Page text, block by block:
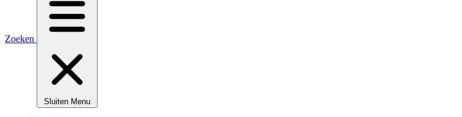
Zoeken
Sluiten Menu